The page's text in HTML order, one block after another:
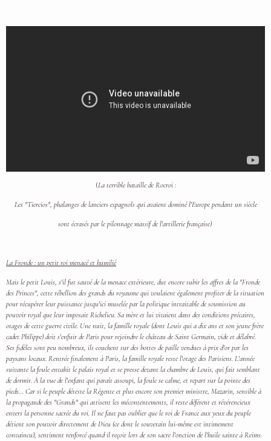
(La terrible bataille de Rocroi :
Les "Tiercios", phalanges de lanciers espagnols qui avaient dominé l'Europe pendant un siècle
sont écrasés par le pilonnage massif de l'artillerie française)
La Fronde : un petit roi menacé et humilié
Mais le petit Louis, s'il fut sauvé de la menace extérieure, dut encore subir les affres de la "Fronde
des Princes", cette rébellion des grands du royaume qui voulaient également profiter de la situation
pour récupérer leur puissance jusqu'ici muselée par la politique intraitable de soumission au
pouvoir royal que leur imposait Richelieu. Sa mère et lui vivaient dans des conditions précaires,
otages de cette guerre civile. Une nuit, la famille royale (dont Louis qui a dix ans et son jeune frère
cadet Philippe) doit s'enfuir de Paris pour rejoindre le château de Saint Germain, vide et délabré.
Ses fidèles sont peu nombreux, ils couchent sur des bottes de paille vendues à prix d'or par les
paysans locaux. Rentrée finalement à Paris, la famille royale reste l'otage des Parisiens. L'année
suivante la foule envahit le palais royal et se presse devant la chambre de Louis, qui fait semblant
de dormir. À la vue de l'enfant qui paraît assoupi, la foule se calme, et repart sur la pointe des
pieds... Car si le peuple déteste la Régente et plus encore son premier ministre, Mazarin, sensible à
la propagande des "Grands" qui attisent les mécontentements, il reste déférent et révérencieux
envers la personne sacrée du roi. Il ne faut pas oublier que le roi de France aux yeux du peuple
détient son pouvoir directement de Dieu (ce dont le souverain lui-même est intimement
convaincu), sentiment renforcé quand il reçoit lors de son sacre l'onction de l'huile sainte à Reims.